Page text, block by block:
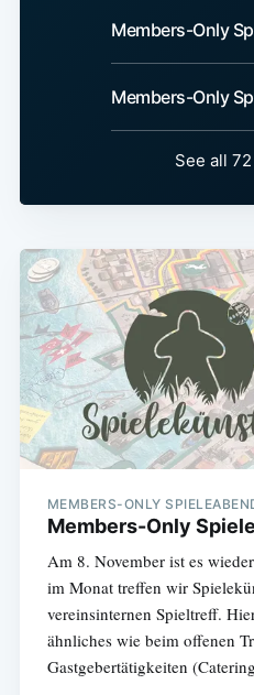
Members-Only
Members-Only
See all
MEMBERS-ONLY
Members-Only
Am 8. November ist es
im Monat treffen wir
vereinsinternen Spieltreff.
ähnliches wie beim offenen
Gastgebertätigkeiten